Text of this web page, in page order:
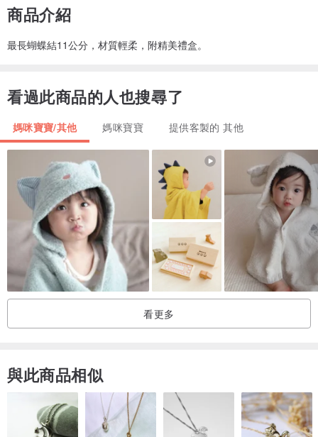
商品介紹
最長蝴蝶結11公分，材質輕柔，附精美禮盒。
看過此商品的人也搜尋了
媽咪寶寶/其他 媽咪寶寶 提供客製的 其他
看更多
與此商品相似